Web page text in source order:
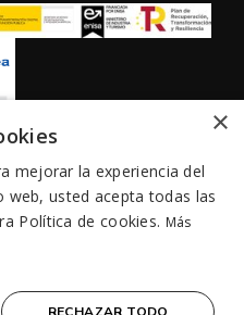
×
mejorar la experiencia del
usted acepta todas las
Política de cookies. Más
RECHAZAR TODO